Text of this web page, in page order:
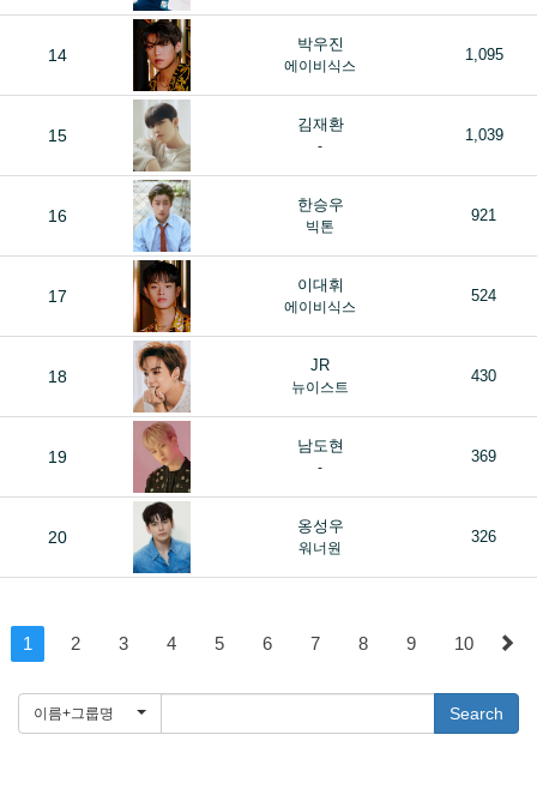
14
박우진
에이비식스
1,095
15
김재환
-
1,039
16
한승우
빅톤
921
17
이대휘
에이비식스
524
18
JR
뉴이스트
430
19
남도현
-
369
20
옹성우
워너원
326
1 2 3 4 5 6 7 8 9 10
이름+그룹명 Search